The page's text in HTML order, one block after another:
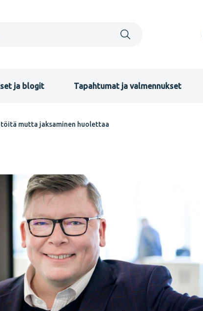
ja blogit Tapahtumat ja valmennukset
mutta jaksaminen huolettaa